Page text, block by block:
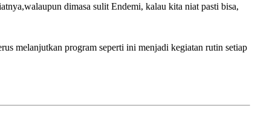
dimasa sulit Endemi, kalau kita niat pasti bisa,
melanjutkan program seperti ini menjadi kegiatan rutin setiap